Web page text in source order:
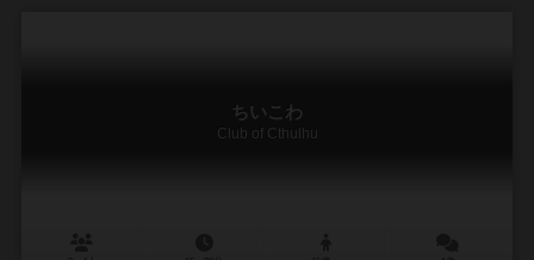
ちいこわ
Club of Cthulhu